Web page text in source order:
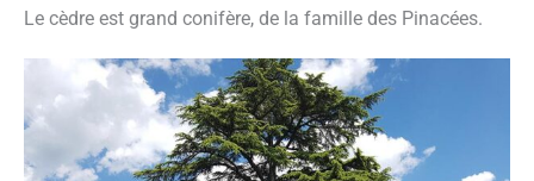
Le cèdre est grand conifère, de la famille des Pinacées.